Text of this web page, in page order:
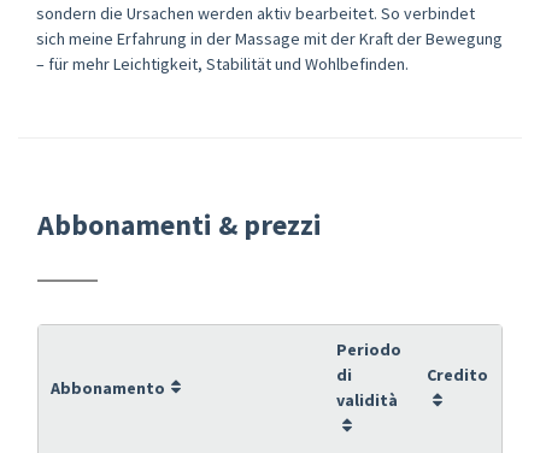
sondern die Ursachen werden aktiv bearbeitet. So verbindet
sich meine Erfahrung in der Massage mit der Kraft der Bewegung
– für mehr Leichtigkeit, Stabilität und Wohlbefinden.
Abbonamenti & prezzi
Abbonamento
Periodo
di
validità
Credito